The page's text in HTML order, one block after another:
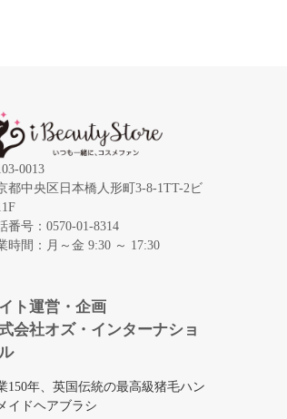
0013
都中央区日本橋人形町3-8-1TT-2ビ
番号：0570-01-8314
時間：月～金 9:30 ～ 17:30
ト運営・企画
会社オズ・インターナショ
150年、英国伝統の最高級猪毛ハン
イドヘアブラシ